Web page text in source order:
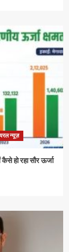
न्यूज़
हो रहा सौर ऊर्जा